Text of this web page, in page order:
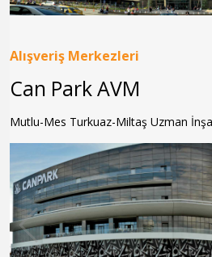
Alışveriş Merkezleri
Can Park AVM
Mutlu-Mes Turkuaz-Miltaş Uzman